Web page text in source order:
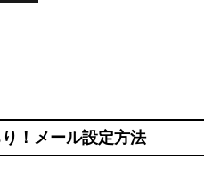
！メール設定方法